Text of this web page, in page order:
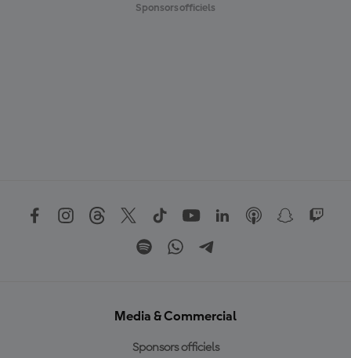
Sponsors officiels
Media & Commercial
Sponsors officiels